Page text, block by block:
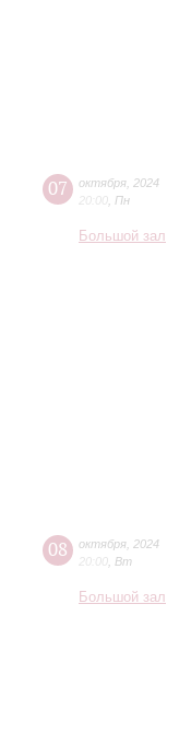
07 октября 2024
20:00 Пн
Большой зал
08 октября 2024
20:00 Вт
Большой зал